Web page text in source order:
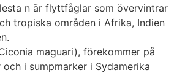
n är flyttfåglar som övervintrar
tropiska områden i Afrika, Indien
maguari), förekommer på
i sumpmarker i Sydamerika